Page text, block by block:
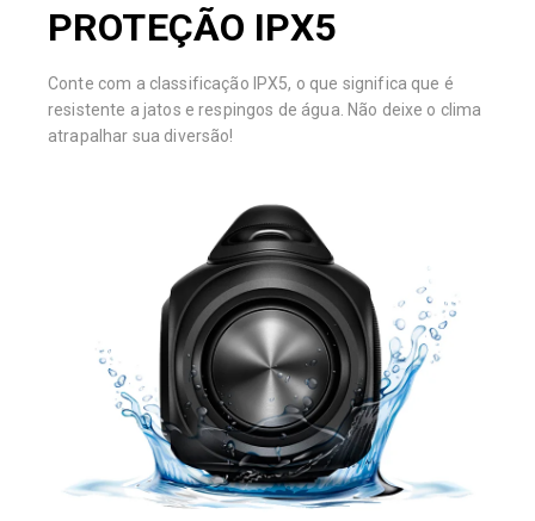
PROTEÇÃO IPX5
Conte com a classificação IPX5, o que significa que é
resistente a jatos e respingos de água. Não deixe o clima
atrapalhar sua diversão!